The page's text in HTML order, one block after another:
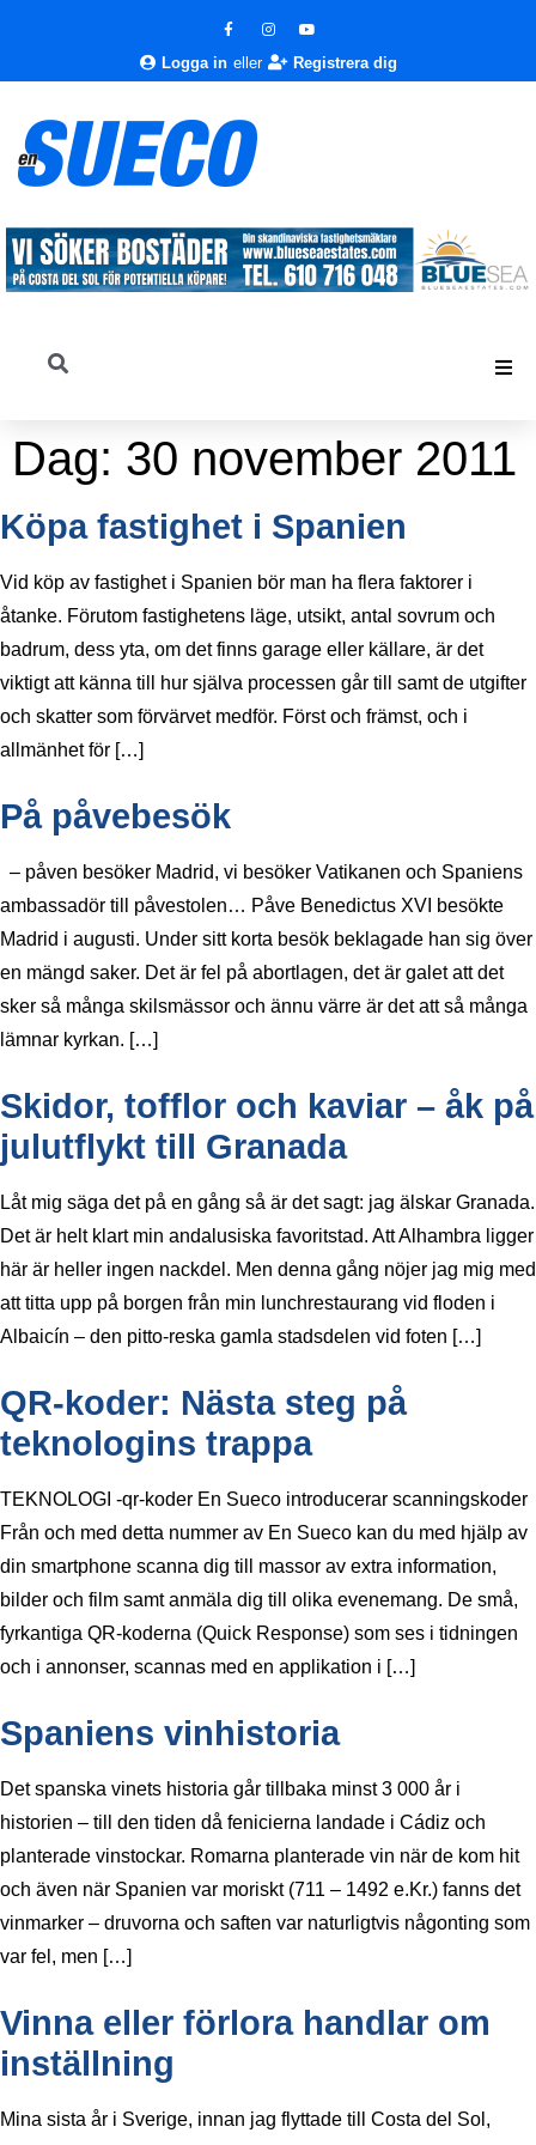
Logga in eller Registrera dig
Dag: 30 november 2011
Köpa fastighet i Spanien
Vid köp av fastighet i Spanien bör man ha flera faktorer i
åtanke. Förutom fastighetens läge, utsikt, antal sovrum och
badrum, dess yta, om det finns garage eller källare, är det
viktigt att känna till hur själva processen går till samt de utgifter
och skatter som förvärvet medför. Först och främst, och i
allmänhet för […]
På påvebesök
– påven besöker Madrid, vi besöker Vatikanen och Spaniens
ambassadör till påvestolen… Påve Benedictus XVI besökte
Madrid i augusti. Under sitt korta besök beklagade han sig över
en mängd saker. Det är fel på abortlagen, det är galet att det
sker så många skilsmässor och ännu värre är det att så många
lämnar kyrkan. […]
Skidor, tofflor och kaviar – åk på
julutflykt till Granada
Låt mig säga det på en gång så är det sagt: jag älskar Granada.
Det är helt klart min andalusiska favoritstad. Att Alhambra ligger
här är heller ingen nackdel. Men denna gång nöjer jag mig med
att titta upp på borgen från min lunchrestaurang vid floden i
Albaicín – den pitto-reska gamla stadsdelen vid foten […]
QR-koder: Nästa steg på
teknologins trappa
TEKNOLOGI -qr-koder En Sueco introducerar scanningskoder
Från och med detta nummer av En Sueco kan du med hjälp av
din smartphone scanna dig till massor av extra information,
bilder och film samt anmäla dig till olika evenemang. De små,
fyrkantiga QR-koderna (Quick Response) som ses i tidningen
och i annonser, scannas med en applikation i […]
Spaniens vinhistoria
Det spanska vinets historia går tillbaka minst 3 000 år i
historien – till den tiden då fenicierna landade i Cádiz och
planterade vinstockar. Romarna planterade vin när de kom hit
och även när Spanien var moriskt (711 – 1492 e.Kr.) fanns det
vinmarker – druvorna och saften var naturligtvis någonting som
var fel, men […]
Vinna eller förlora handlar om
inställning
Mina sista år i Sverige, innan jag flyttade till Costa del Sol,